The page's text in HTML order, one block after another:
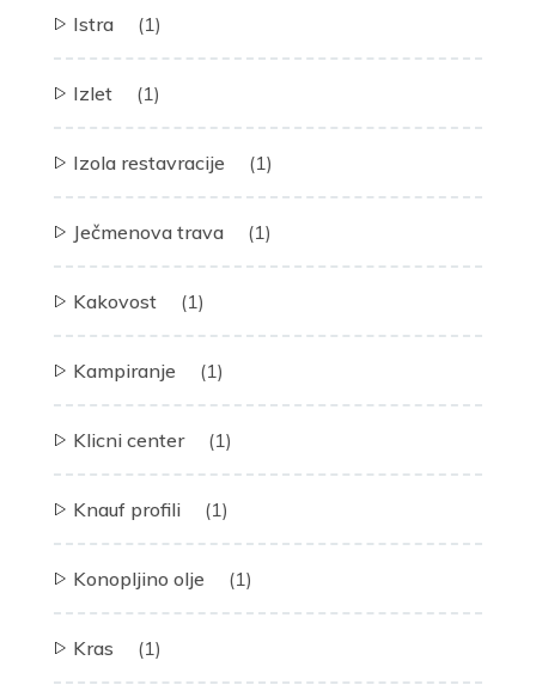
Istra (1)
Izlet (1)
Izola restavracije (1)
Ječmenova trava (1)
Kakovost (1)
Kampiranje (1)
Klicni center (1)
Knauf profili (1)
Konopljino olje (1)
Kras (1)